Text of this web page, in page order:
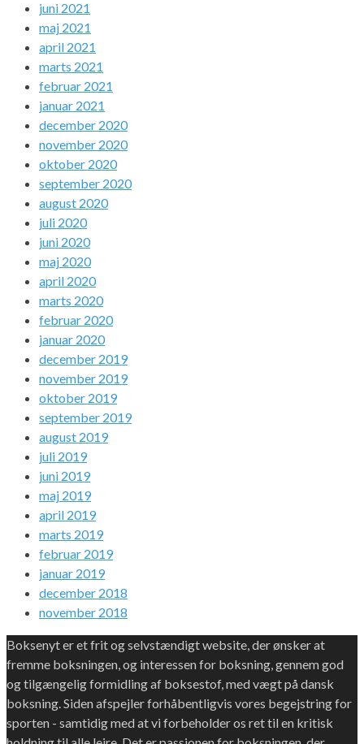
juni 2021
maj 2021
april 2021
marts 2021
februar 2021
januar 2021
december 2020
november 2020
oktober 2020
september 2020
august 2020
juli 2020
juni 2020
maj 2020
april 2020
marts 2020
februar 2020
januar 2020
december 2019
november 2019
oktober 2019
september 2019
august 2019
juli 2019
juni 2019
maj 2019
april 2019
marts 2019
februar 2019
januar 2019
december 2018
november 2018
Boksenyt er et frit og selvstændigt website, der ønsker at
fremme boksningen, og interessen for boksning, gennem god
og tilgængelig formidling af boksestof, med vægt på dansk
boksning. Siden afspejler forhåbentligvis vores begejstring for
sporten - samtidig med at vi forbeholder os ret til en kritisk